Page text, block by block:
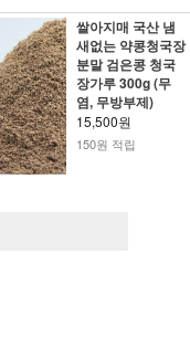
쌀아지매 국산 냄
새없는 약콩청국장
분말 검은콩 청국
장가루 300g (무
염, 무방부제)
15,500원
150원 적립